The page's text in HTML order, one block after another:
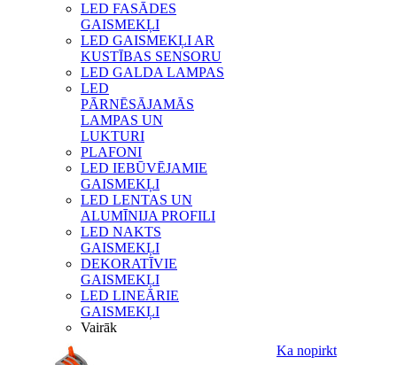
LED FASĀDES
GAISMEKĻI
LED GAISMEKĻI AR
KUSTĪBAS SENSORU
LED GALDA LAMPAS
LED
PĀRNĒSĀJAMĀS
LAMPAS UN
LUKTURI
PLAFONI
LED IEBŪVĒJAMIE
GAISMEKĻI
LED LENTAS UN
ALUMĪNIJA PROFILI
LED NAKTS
GAISMEKĻI
DEKORATĪVIE
GAISMEKĻI
LED LINEĀRIE
GAISMEKĻI
Vairāk
Ka nopirkt